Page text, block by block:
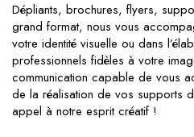
Dépliants, brochures, flyers,
grand format, nous vous
votre identité visuelle ou dans
professionnels fidèles à votre
communication capable de vous
de la réalisation de vos supports
appel à notre esprit créatif !